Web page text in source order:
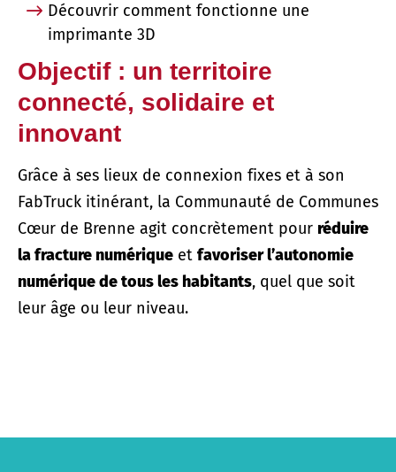
Découvrir comment fonctionne une
imprimante 3D
Objectif : un territoire
connecté, solidaire et
innovant
Grâce à ses lieux de connexion fixes et à son
FabTruck itinérant, la Communauté de Communes
Cœur de Brenne agit concrètement pour réduire
la fracture numérique et favoriser l’autonomie
numérique de tous les habitants, quel que soit
leur âge ou leur niveau.